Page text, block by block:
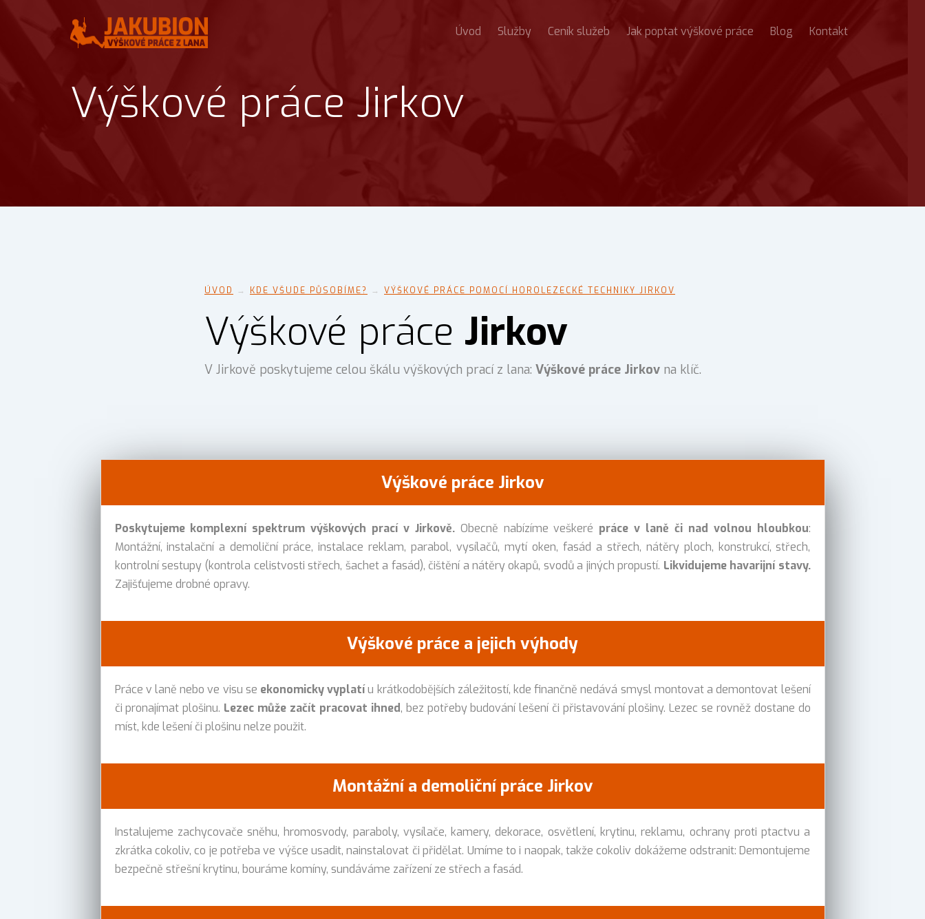
Úvod Služby Ceník služeb Jak poptat výškové práce Blog Kontakt
Výškové práce Jirkov
ÚVOD → KDE VŠUDE PŮSOBÍME? → VÝŠKOVÉ PRÁCE POMOCÍ HOROLEZECKÉ TECHNIKY JIRKOV
Výškové práce Jirkov
V Jirkově poskytujeme celou škálu výškových prací z lana: Výškové práce Jirkov na klíč.
Výškové práce Jirkov
Poskytujeme komplexní spektrum výškových prací v Jirkově.Obecně nabízíme veškeré práce v laně či nad volnou hloubkou:
Montážní, instalační a demoliční práce, instalace reklam, parabol, vysílačů, mytí oken, fasád a střech, nátěry ploch, konstrukcí, střech,
kontrolní sestupy (kontrola celistvosti střech, šachet a fasád), čištění a nátěry okapů, svodů a jiných propustí. Likvidujeme havarijní stavy.
Zajišťujeme drobné opravy.
Výškové práce a jejich výhody
Práce v laně nebo ve visu se ekonomicky vyplatíu krátkodobějších záležitostí, kde finančně nedává smysl montovat a demontovat lešení
či pronajímat plošinu. Lezec může začít pracovat ihned, bez potřeby budování lešení či přistavování plošiny. Lezec se rovněž dostane do
míst, kde lešení či plošinu nelze použit.
Montážní a demoliční práce Jirkov
Instalujeme zachycovače sněhu, hromosvody, paraboly, vysílače, kamery, dekorace, osvětlení, krytinu, reklamu, ochrany proti ptactvu a
zkrátka cokoliv, co je potřeba ve výšce usadit, nainstalovat či přidělat. Umíme to i naopak, takže cokoliv dokážeme odstranit: Demontujeme
bezpečně střešní krytinu, bouráme komíny, sundáváme zařízení ze střech a fasád.